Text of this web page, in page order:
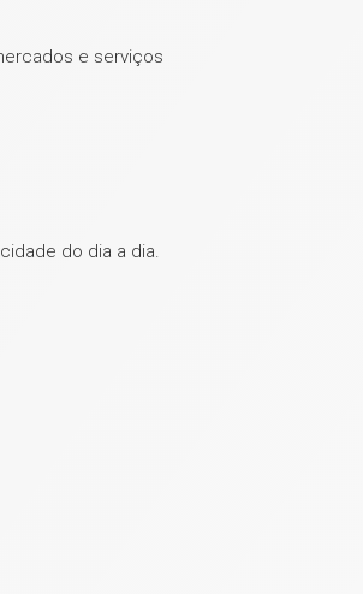
e serviços
do dia a dia.